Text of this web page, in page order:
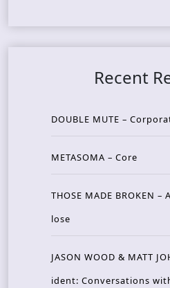
Recent
DOUBLE MUTE –
METASOMA – Core
THOSE MADE BROKEN
lose
JASON WOOD & MATT
ident: Conversations